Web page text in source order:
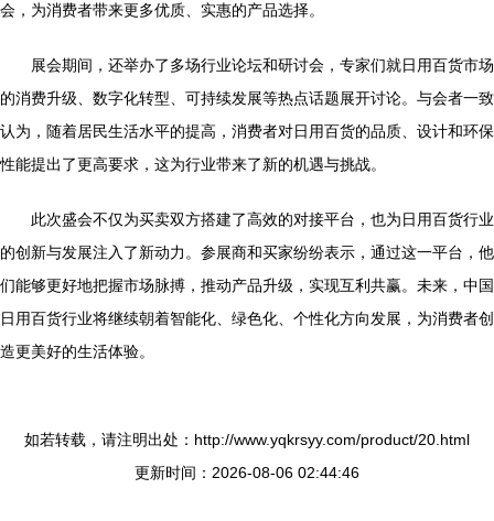
会，为消费者带来更多优质、实惠的产品选择。
展会期间，还举办了多场行业论坛和研讨会，专家们就日用百货市场
的消费升级、数字化转型、可持续发展等热点话题展开讨论。与会者一致
认为，随着居民生活水平的提高，消费者对日用百货的品质、设计和环保
性能提出了更高要求，这为行业带来了新的机遇与挑战。
此次盛会不仅为买卖双方搭建了高效的对接平台，也为日用百货行业
的创新与发展注入了新动力。参展商和买家纷纷表示，通过这一平台，他
们能够更好地把握市场脉搏，推动产品升级，实现互利共赢。未来，中国
日用百货行业将继续朝着智能化、绿色化、个性化方向发展，为消费者创
造更美好的生活体验。
如若转载，请注明出处：http://www.yqkrsyy.com/product/20.html
更新时间：2026-08-06 02:44:46